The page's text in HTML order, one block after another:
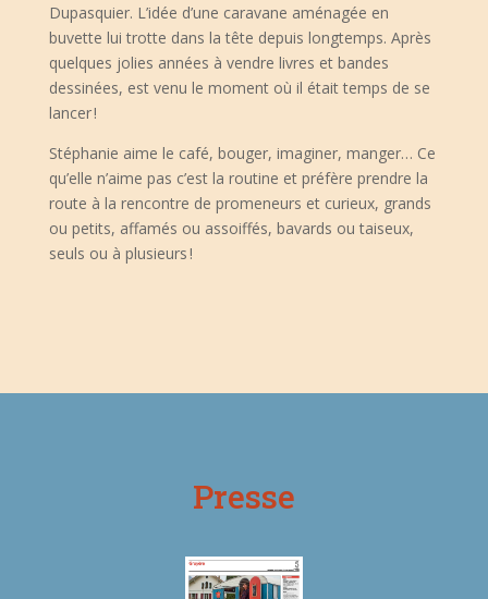
Dupasquier. L’idée d’une caravane aménagée en
buvette lui trotte dans la tête depuis longtemps. Après
quelques jolies années à vendre livres et bandes
dessinées, est venu le moment où il était temps de se
lancer !
Stéphanie aime le café, bouger, imaginer, manger… Ce
qu’elle n’aime pas c’est la routine et préfère prendre la
route à la rencontre de promeneurs et curieux, grands
ou petits, affamés ou assoiffés, bavards ou taiseux,
seuls ou à plusieurs !
Presse